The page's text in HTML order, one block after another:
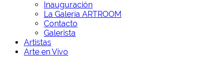
Inauguración
La Galería ARTROOM
Contacto
Galerista
Artistas
Arte en Vivo